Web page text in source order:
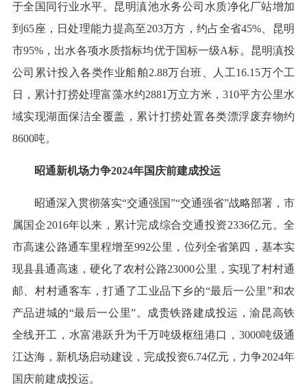
于全国同行业水平。昆明滇池水务公司水质净化厂站增加
到65座，日处理能力提高至203万方，约占全省45%、昆明
市95%，出水各项水质指标均优于国标一级A标。昆明滇投
公司累计投入各类作业船舶2.88万台班、人工16.15万个工
日，累计打捞处理富藻水约2881万立方米，310平方公里水
域实现湖面保洁全覆盖，累计打捞处置各类漂浮废弃物约
8600吨。
昭通新机场力争2024年国庆前建成投运
昭通深入贯彻落实“交通强国”“交通强省”战略部署，市
属国企2016年以来，累计完成综合交通投资2336亿元。全
市高速公路通车里程增至992公里，位列全省第四，基本实
现县县通高速，硬化了农村公路23000公里，实现了村村通
邮、村村通客车，打通了工业品下乡的“最后一公里”和农
产品进城的“最后一公里”。成贵铁路建成投运，渝昆高铁
全线开工，水富港跃升为千万吨级枢纽港口，3000吨级通
江达海，新机场启动建设，完成投资6.74亿元，力争2024年
国庆前建成投运。